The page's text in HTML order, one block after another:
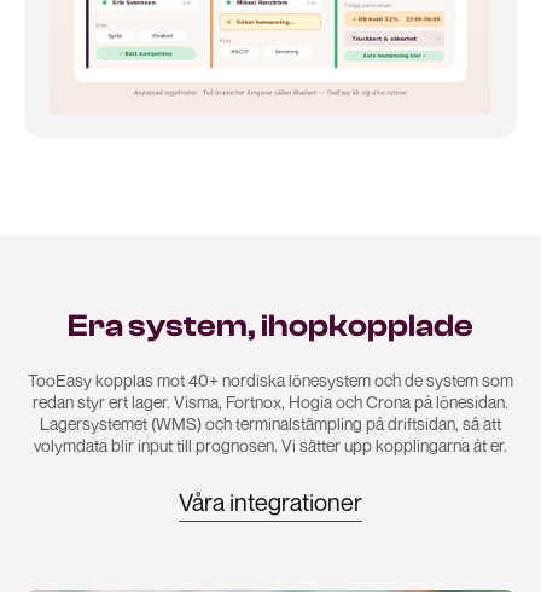
Era system, ihopkopplade
TooEasy kopplas mot 40+ nordiska lönesystem och de system som
redan styr ert lager. Visma, Fortnox, Hogia och Crona på lönesidan.
Lagersystemet (WMS) och terminalstämpling på driftsidan, så att
volymdata blir input till prognosen. Vi sätter upp kopplingarna åt er.
Våra integrationer